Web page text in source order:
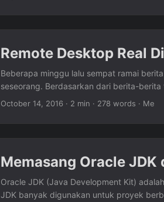
Remote Desktop Real
Beberapa minggu lalu sempat ramai
seseorang. Berdasarkan dari berita-
ke videotron tersebut karena saat ia
virtual X11 server yang kemudian dapat
virtual desktop tersebut. ...
October 14, 2016 · 2 min · 278 words · Me
Memasang Oracle JDK
Oracle JDK (Java Development Kit)
JDK banyak digunakan untuk proyek